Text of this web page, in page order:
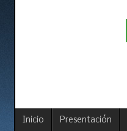
Inicio Presentación